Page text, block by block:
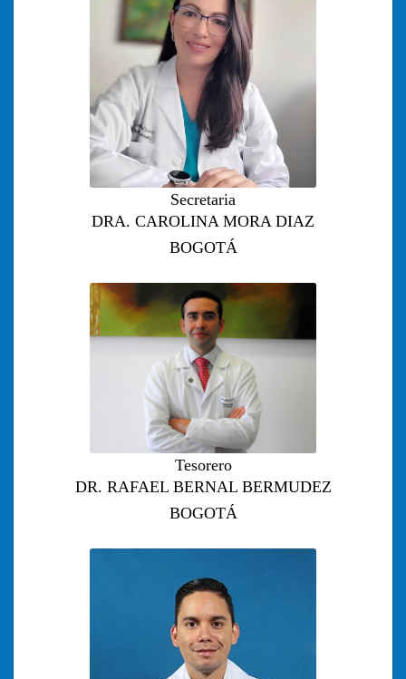
Secretaria
DRA. CAROLINA MORA DIAZ
BOGOTÁ
Tesorero
DR. RAFAEL BERNAL BERMUDEZ
BOGOTÁ